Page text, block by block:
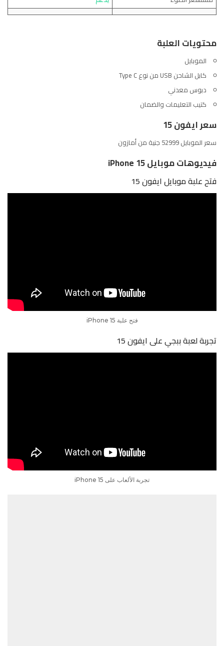
محتويات العلبة
الموبايل
كابل الشاحن USB من نوع Type C
دبوس معدني
كتيب التعليمات والضمان
سعر ايفون 15
سعر الموبايل 52999 جنية من أمازون
فيديوهات موبايل iPhone 15
فتح علبة موبايل ايفون 15
فتح علبة iPhone 15
تجربة لعبة ببجي على ايفون 15
تجربة الألعاب على iPhone 15